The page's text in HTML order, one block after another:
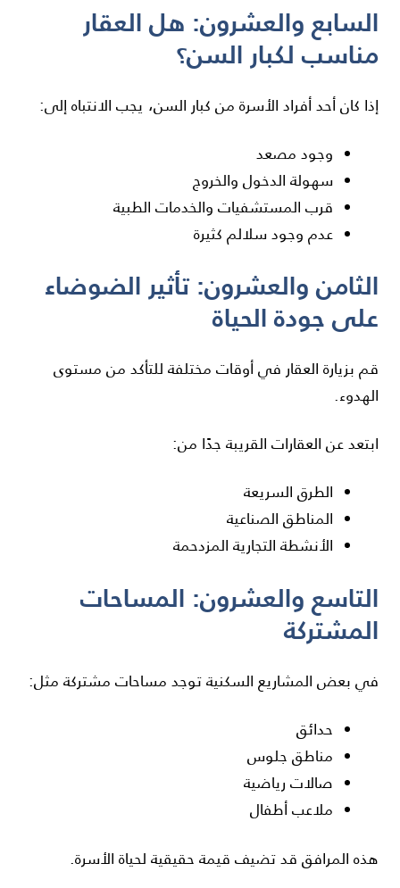
السابع والعشرون: هل العقار
مناسب لكبار السن؟
إذا كان أحد أفراد الأسرة من كبار السن، يجب الانتباه إلى:
وجود مصعد
سهولة الدخول والخروج
قرب المستشفيات والخدمات الطبية
عدم وجود سلالم كثيرة
الثامن والعشرون: تأثير الضوضاء
على جودة الحياة
قم بزيارة العقار في أوقات مختلفة للتأكد من مستوى
الهدوء.
ابتعد عن العقارات القريبة جدًا من:
الطرق السريعة
المناطق الصناعية
الأنشطة التجارية المزدحمة
التاسع والعشرون: المساحات
المشتركة
في بعض المشاريع السكنية توجد مساحات مشتركة مثل:
حدائق
مناطق جلوس
صالات رياضية
ملاعب أطفال
هذه المرافق قد تضيف قيمة حقيقية لحياة الأسرة.